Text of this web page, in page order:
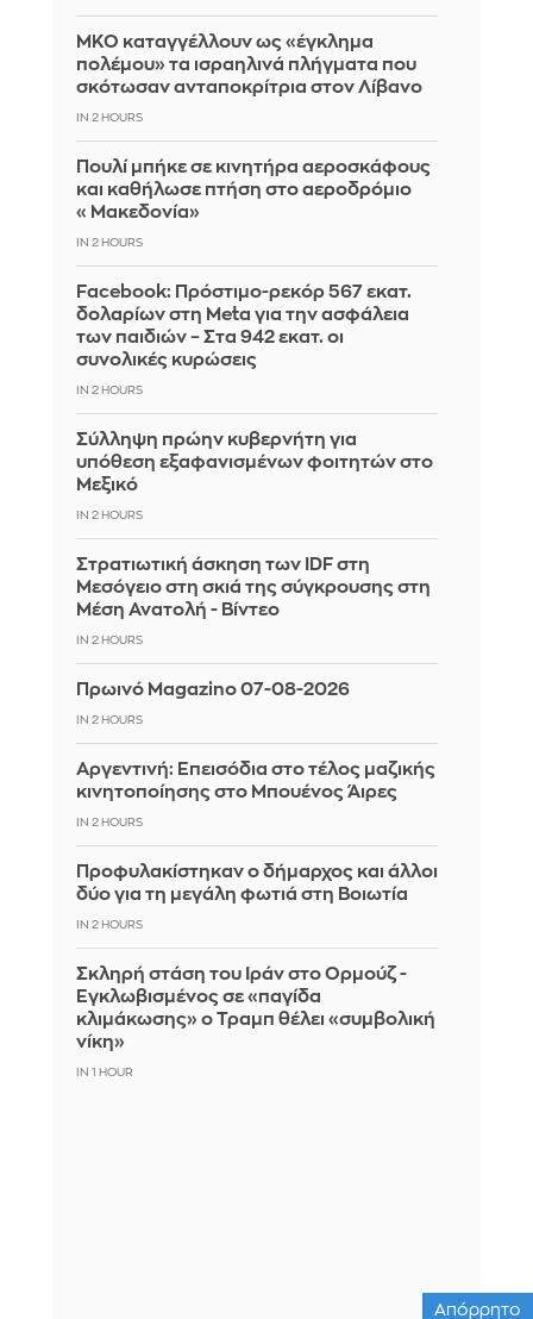
ΜΚΟ καταγγέλλουν ως «έγκλημα
πολέμου» τα ισραηλινά πλήγματα που
σκότωσαν ανταποκρίτρια στον Λίβανο
IN 2 HOURS
Πουλί μπήκε σε κινητήρα αεροσκάφους
και καθήλωσε πτήση στο αεροδρόμιο
«Μακεδονία»
IN 2 HOURS
Facebook: Πρόστιμο-ρεκόρ 567 εκατ.
δολαρίων στη Meta για την ασφάλεια
των παιδιών – Στα 942 εκατ. οι
συνολικές κυρώσεις
IN 2 HOURS
Σύλληψη πρώην κυβερνήτη για
υπόθεση εξαφανισμένων φοιτητών στο
Μεξικό
IN 2 HOURS
Στρατιωτική άσκηση των IDF στη
Μεσόγειο στη σκιά της σύγκρουσης στη
Μέση Ανατολή - Βίντεο
IN 2 HOURS
Πρωινό Magazino 07-08-2026
IN 2 HOURS
Αργεντινή: Επεισόδια στο τέλος μαζικής
κινητοποίησης στο Μπουένος Άιρες
IN 2 HOURS
Προφυλακίστηκαν ο δήμαρχος και άλλοι
δύο για τη μεγάλη φωτιά στη Βοιωτία
IN 2 HOURS
Σκληρή στάση του Ιράν στο Ορμούζ -
Εγκλωβισμένος σε «παγίδα
κλιμάκωσης» ο Τραμπ θέλει «συμβολική
νίκη»
IN 1 HOUR
Απόρρητο